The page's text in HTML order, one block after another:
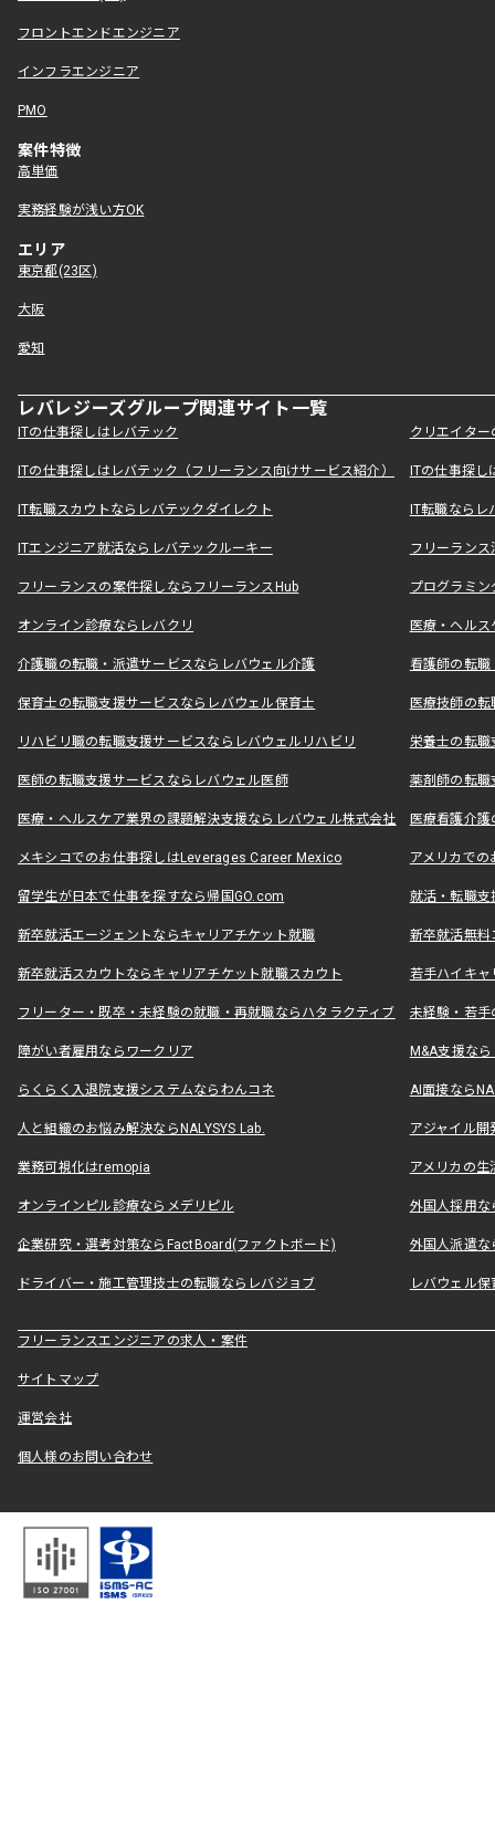
フロントエンドエンジニア
インフラエンジニア
PMO
案件特徴
高単価
実務経験が浅い方OK
エリア
東京都(23区)
大阪
愛知
レバレジーズグループ関連サイト一覧
ITの仕事探しはレバテック クリエイタ
ITの仕事探しはレバテック（フリーランス向けサービス紹介） ITの仕事探
IT転職スカウトならレバテックダイレクト IT転職なら
ITエンジニア就活ならレバテックルーキー フリーラン
フリーランスの案件探しならフリーランスHub プログラミ
オンライン診療ならレバクリ 医療・ヘル
介護職の転職・派遣サービスならレバウェル介護 看護師の転
保育士の転職支援サービスならレバウェル保育士 医療技師の
リハビリ職の転職支援サービスならレバウェルリハビリ 栄養士の転
医師の転職支援サービスならレバウェル医師 薬剤師の転
医療・ヘルスケア業界の課題解決支援ならレバウェル株式会社 医療看護介
メキシコでのお仕事探しはLeverages Career Mexico アメリカで
留学生が日本で仕事を探すなら帰国GO.com 就活・転職
新卒就活エージェントならキャリアチケット就職 新卒就活無料
新卒就活スカウトならキャリアチケット就職スカウト 若手ハイキ
フリーター・既卒・未経験の就職・再就職ならハタラクティブ 未経験・若手
障がい者雇用ならワークリア M&A支援な
らくらく入退院支援システムならわんコネ AI面接なら
人と組織のお悩み解決ならNALYSYS Lab. アジャイル
業務可視化はremopia アメリカの
オンラインピル診療ならメデリピル 外国人採用
企業研究・選考対策ならFactBoard(ファクトボード) 外国人派遣な
ドライバー・施工管理技士の転職ならレバジョブ レバウェル
フリーランスエンジニアの求人・案件
サイトマップ
運営会社
個人様のお問い合わせ